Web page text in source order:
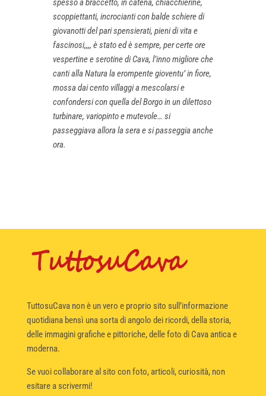
spesso a braccetto, in catena, chiacchierine,
scoppiettanti, incrocianti con balde schiere di
giovanotti del pari spensierati, pieni di vita e
fascinosi,,,, è stato ed è sempre, per certe ore
vespertine e serotine di Cava, l’inno migliore che
canti alla Natura la erompente gioventu’ in fiore,
mossa dai cento villaggi a mescolarsi e
confondersi con quella del Borgo in un dilettoso
turbinare, variopinto e mutevole… si
passeggiava allora la sera e si passeggia anche
ora.
TuttosuCava non è un vero e proprio sito sull’informazione
quotidiana bensì una sorta di angolo dei ricordi, della storia,
delle immagini grafiche e pittoriche, delle foto di Cava antica e
moderna.
Se vuoi collaborare al sito con foto, articoli, curiosità, non
esitare a scrivermi!